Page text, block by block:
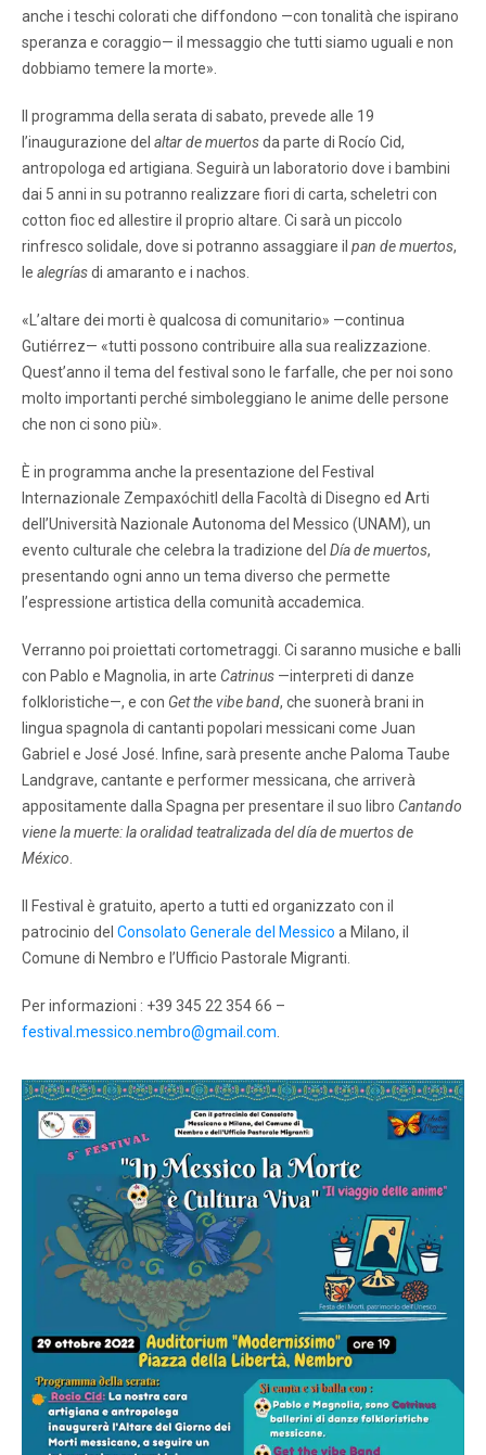
anche i teschi colorati che diffondono —con tonalità che ispirano
speranza e coraggio— il messaggio che tutti siamo uguali e non
dobbiamo temere la morte».
Il programma della serata di sabato, prevede alle 19
l’inaugurazione del altar de muertosda parte di Rocío Cid,
antropologa ed artigiana. Seguirà un laboratorio dove i bambini
dai 5 anni in su potranno realizzare fiori di carta, scheletri con
cotton fioc ed allestire il proprio altare. Ci sarà un piccolo
rinfresco solidale, dove si potranno assaggiare il pan de muertos,
le alegríasdi amaranto e i nachos.
«L’altare dei morti è qualcosa di comunitario» —continua
Gutiérrez— «tutti possono contribuire alla sua realizzazione.
Quest’anno il tema del festival sono le farfalle, che per noi sono
molto importanti perché simboleggiano le anime delle persone
che non ci sono più».
È in programma anche la presentazione del Festival
Internazionale Zempaxóchitl della Facoltà di Disegno ed Arti
dell’Università Nazionale Autonoma del Messico (UNAM), un
evento culturale che celebra la tradizione del Día de muertos,
presentando ogni anno un tema diverso che permette
l’espressione artistica della comunità accademica.
Verranno poi proiettati cortometraggi. Ci saranno musiche e balli
con Pablo e Magnolia, in arte Catrinus —interpreti di danze
folkloristiche—, e con Get the vibe band, che suonerà brani in
lingua spagnola di cantanti popolari messicani come Juan
Gabriel e José José. Infine, sarà presente anche Paloma Taube
Landgrave, cantante e performer messicana, che arriverà
appositamente dalla Spagna per presentare il suo libro Cantando
viene la muerte: la oralidad teatralizada del día de muertos de
México
Il Festival è gratuito, aperto a tutti ed organizzato con il
patrocinio del Consolato Generale del Messico a Milano, il
Comune di Nembro e l’Ufficio Pastorale Migranti.
Per informazioni : +39 345 22 354 66 –
festival.messico.nembro@gmail.com